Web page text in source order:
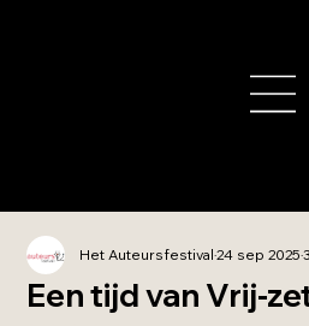
Een tijd van Vrij-
Het Auteursfestival24 sep 2025